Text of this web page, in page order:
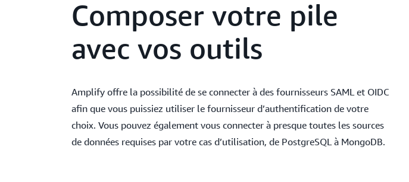
Composer votre pile
avec vos outils
Amplify offre la possibilité de se connecter à des fournisseurs SAML et OIDC
afin que vous puissiez utiliser le fournisseur d’authentification de votre
choix. Vous pouvez également vous connecter à presque toutes les sources
de données requises par votre cas d’utilisation, de PostgreSQL à MongoDB.